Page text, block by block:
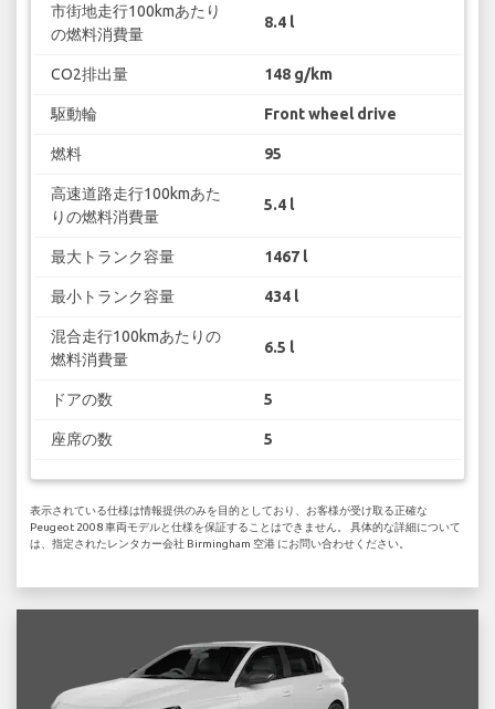
市街地走行100kmあたり
の燃料消費量
8.4 l
CO2排出量 148 g/km
駆動輪 Front wheel drive
燃料 95
高速道路走行100kmあた
りの燃料消費量
5.4 l
最大トランク容量 1467 l
最小トランク容量 434 l
混合走行100kmあたりの
燃料消費量
6.5 l
ドアの数 5
座席の数 5
表示されている仕様は情報提供のみを目的としており、お客様が受け取る正確な
Peugeot 2008 車両モデルと仕様を保証することはできません。 具体的な詳細について
は、指定されたレンタカー会社 Birmingham 空港 にお問い合わせください。